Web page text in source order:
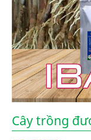
Cây trồng